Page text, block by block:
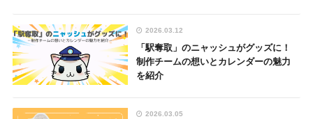
2026.03.12
「駅奪取」のニャッシュがグッズに！
制作チームの想いとカレンダーの魅力
を紹介
2026.03.05